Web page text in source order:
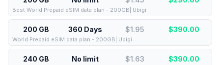
Best World Prepaid eSIM data plan - 200GB| Ubigi
200 GB 360 Days $1.95 $390.00
World Prepaid eSIM data plan - 200GB| Ubigi
240 GB No limit $1.63 $390.00